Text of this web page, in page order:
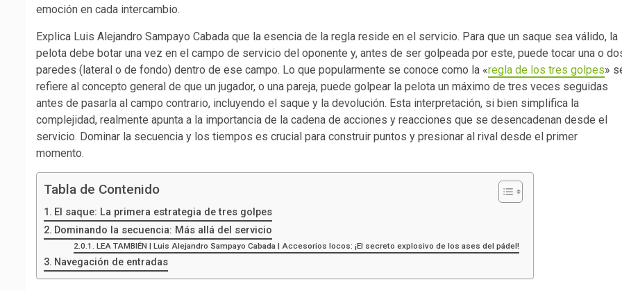
emoción en cada intercambio.
Explica Luis Alejandro Sampayo Cabada que la esencia de la regla reside en el servicio. Para que un saque sea válido, la
pelota debe botar una vez en el campo de servicio del oponente y, antes de ser golpeada por este, puede tocar una o
paredes (lateral o de fondo) dentro de ese campo. Lo que popularmente se conoce como la «regla de los tres golpes»
refiere al concepto general de que un jugador, o una pareja, puede golpear la pelota un máximo de tres veces seguidas
antes de pasarla al campo contrario, incluyendo el saque y la devolución. Esta interpretación, si bien simplifica la
complejidad, realmente apunta a la importancia de la cadena de acciones y reacciones que se desencadenan desde el
servicio. Dominar la secuencia y los tiempos es crucial para construir puntos y presionar al rival desde el primer
momento.
Tabla de Contenido
El saque: La primera estrategia de tres golpes
Dominando la secuencia: Más allá del servicio
LEA TAMBIÉN | Luis Alejandro Sampayo Cabada | Accesorios locos: ¡El secreto explosivo de los ases del pádel!
Navegación de entradas